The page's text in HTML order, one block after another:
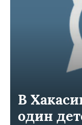
В
один